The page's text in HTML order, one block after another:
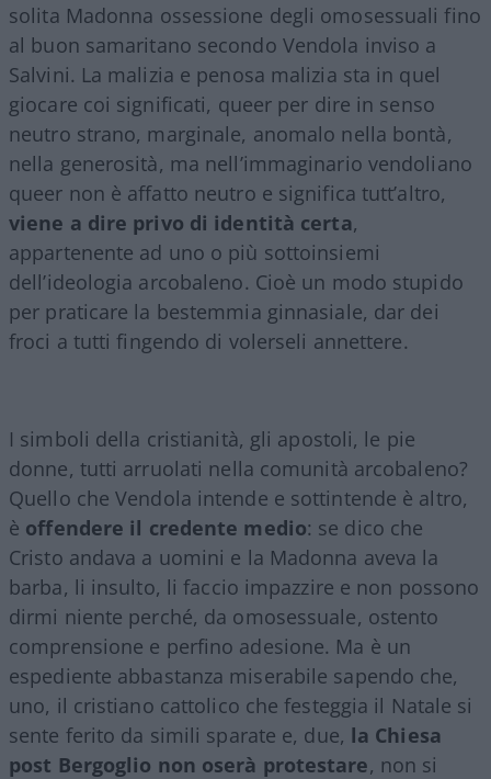
solita Madonna ossessione degli omosessuali fino
al buon samaritano secondo Vendola inviso a
Salvini. La malizia e penosa malizia sta in quel
giocare coi significati, queer per dire in senso
neutro strano, marginale, anomalo nella bontà,
nella generosità, ma nell’immaginario vendoliano
queer non è affatto neutro e significa tutt’altro,
viene a dire privo di identità certa,
appartenente ad uno o più sottoinsiemi
dell’ideologia arcobaleno. Cioè un modo stupido
per praticare la bestemmia ginnasiale, dar dei
froci a tutti fingendo di volerseli annettere.
I simboli della cristianità, gli apostoli, le pie
donne, tutti arruolati nella comunità arcobaleno?
Quello che Vendola intende e sottintende è altro,
è offendere il credente medio: se dico che
Cristo andava a uomini e la Madonna aveva la
barba, li insulto, li faccio impazzire e non possono
dirmi niente perché, da omosessuale, ostento
comprensione e perfino adesione. Ma è un
espediente abbastanza miserabile sapendo che,
uno, il cristiano cattolico che festeggia il Natale si
sente ferito da simili sparate e, due, la Chiesa
post Bergoglio non oserà protestare, non si